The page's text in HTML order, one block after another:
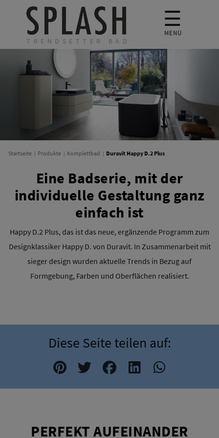
TRENDSETTER BAD
☰
MENÜ
Startseite Produkte Komplettbad Duravit Happy D.2 Plus
Eine Badserie, mit der
individuelle Gestaltung ganz
einfach ist
Happy D.2 Plus, das ist das neue, ergänzende Programm zum
Designklassiker Happy D. von Duravit. In Zusammenarbeit mit
sieger design wurden aktuelle Trends in Bezug auf
Formgebung, Farben und Oberflächen realisiert.
Diese Seite teilen auf:
PERFEKT AUFEINANDER